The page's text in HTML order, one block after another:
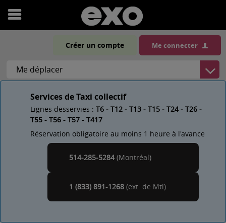
Ouvrir
menu
Créer un compte Me connecter
Services de Taxi collectif
Lignes desservies : T6 - T12 - T13 - T15 - T24 - T26 -
T55 - T56 - T57 - T417
Réservation obligatoire au moins 1 heure à l'avance
514-285-5284(Montréal)
1 (833) 891-1268 (ext. de Montréal
)